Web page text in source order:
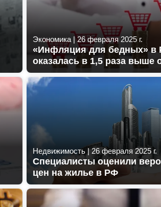
Экономика |26 февраля 2025 г.
«Инфляция для бедных» в
оказалась в 1,5 раза выше
Недвижимость |26 февраля 2025 г.
Специалисты оценили
цен на жилье в РФ